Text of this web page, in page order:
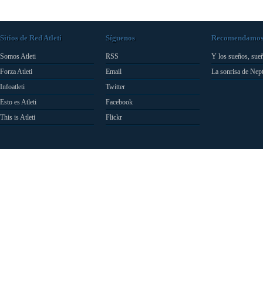
Sitios de Red Atleti
Somos Atleti
Forza Atleti
Infoatleti
Esto es Atleti
This is Atleti
Síguenos
RSS
Email
Twitter
Facebook
Flickr
Recomendamos
Y los sueños,
La sonrisa de